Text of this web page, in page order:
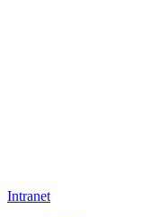
Intranet